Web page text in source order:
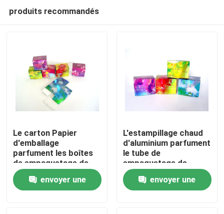
À la maison
Produits
produits recommandés
Le carton Papier
d'emballage
parfument les boîtes
de empaquetage de
papier pour le
cosmétique des
femmes
envoyer une
L'estampillage chaud
d'aluminium parfument
le tube de
empaquetage de
papier de boîte pour le
maquillage des
femmes
envoyer une